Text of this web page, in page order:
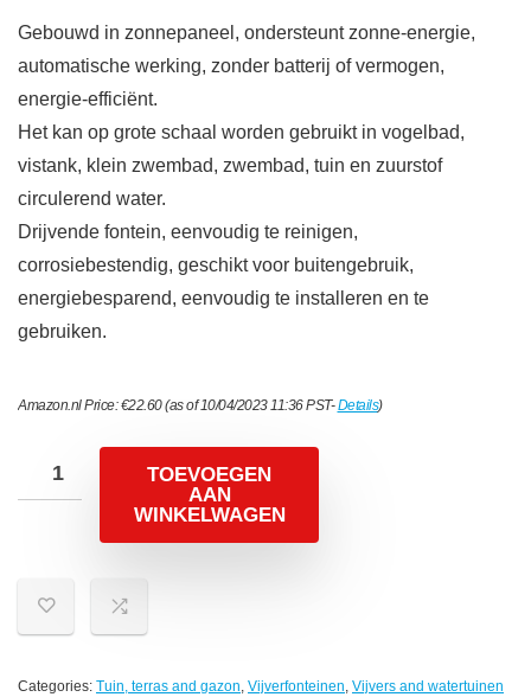
Gebouwd in zonnepaneel, ondersteunt zonne-energie,
automatische werking, zonder batterij of vermogen,
energie-efficiënt.
Het kan op grote schaal worden gebruikt in vogelbad,
vistank, klein zwembad, zwembad, tuin en zuurstof
circulerend water.
Drijvende fontein, eenvoudig te reinigen,
corrosiebestendig, geschikt voor buitengebruik,
energiebesparend, eenvoudig te installeren en te
gebruiken.
Amazon.nl Price:€22.60(as of 10/04/2023 11:36 PST-Details)
TOEVOEGEN
AAN
WINKELWAGEN
Categories: Tuin, terras and gazon, Vijverfonteinen, Vijvers and watertuinen